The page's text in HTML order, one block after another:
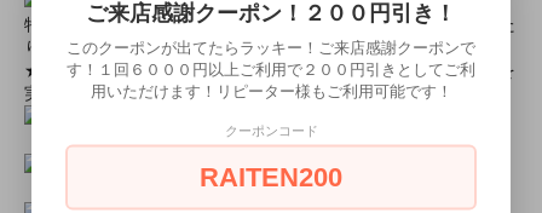
特別割引商品を掲載しています！最大８０％引きの商品もあった
りします！
★ミアカフェ・ミアリラではミアコス衣装を着用したイベントを
実施中★
ご来店感謝クーポン！２００円引き！
このクーポンが出てたらラッキー！ご来店感謝クーポンで
す！１回６０００円以上ご利用で２００円引きとしてご利
用いただけます！リピーター様もご利用可能です！
クーポンコード
RAITEN200